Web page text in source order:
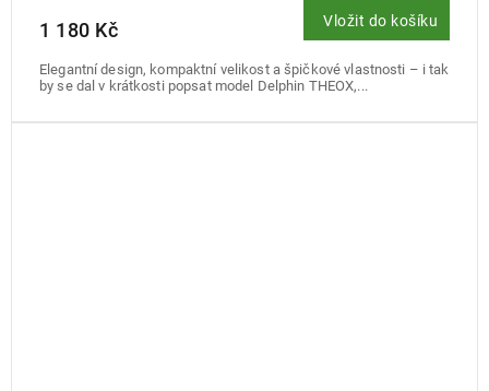
1 180 Kč Vložit do košíku
Elegantní design, kompaktní velikost a špičkové vlastnosti – i tak
by se dal v krátkosti popsat model Delphin THEOX,...